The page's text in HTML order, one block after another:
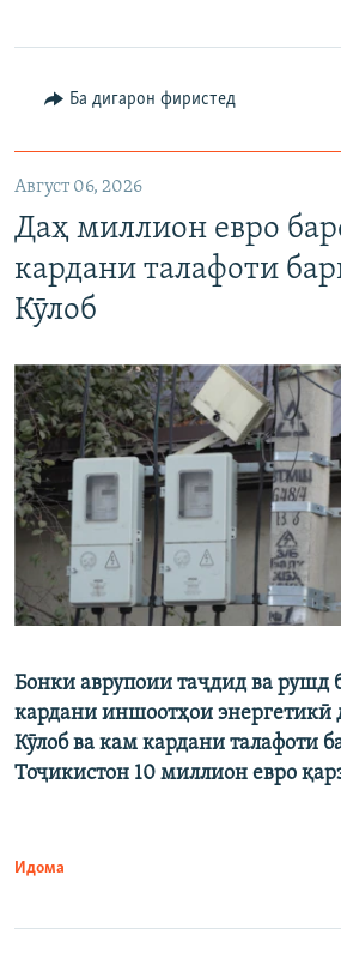
Ба дигарон фиристед
Август 06, 2026
Даҳ миллион евро
кардани талафоти
Кӯлоб
Бонки аврупоии таҷдид ва рушд
кардани иншоотҳои энергетикӣ
Кӯлоб ва кам кардани талафоти
Тоҷикистон 10 миллион евро
Идома